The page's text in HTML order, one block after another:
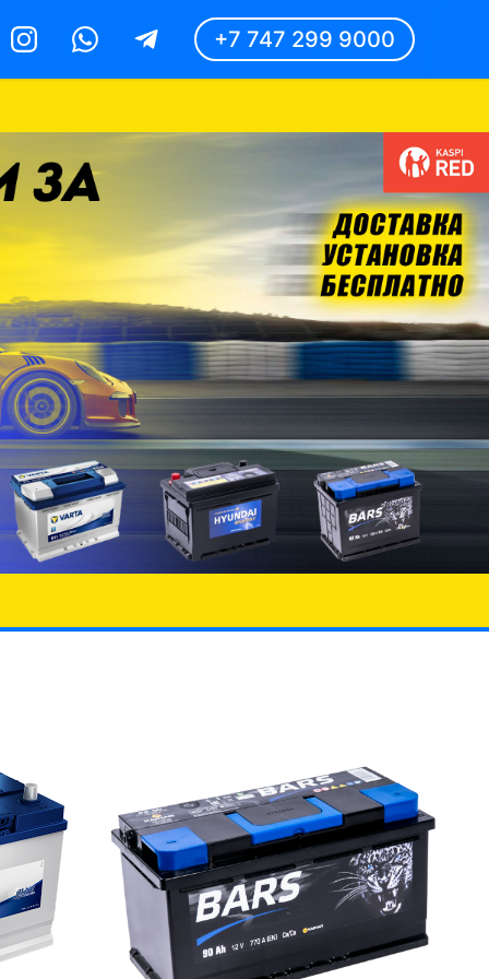
InstagramWhatsappTelegram +7 747 299 9000